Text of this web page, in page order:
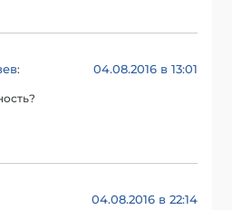
: 04.08.2016 в 13:01
04.08.2016 в 22:14